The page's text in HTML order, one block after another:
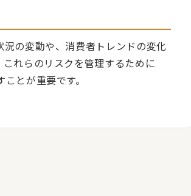
の変動や、消費者トレンドの変化
れらのリスクを管理するために
とが重要です。